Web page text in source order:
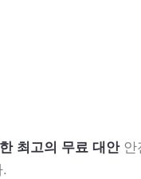
최고의 무료 대안안